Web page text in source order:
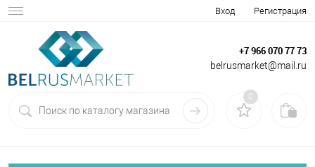
Вход Регистрация
+7 966 070 77 73
belrusmarket@mail.ru
0